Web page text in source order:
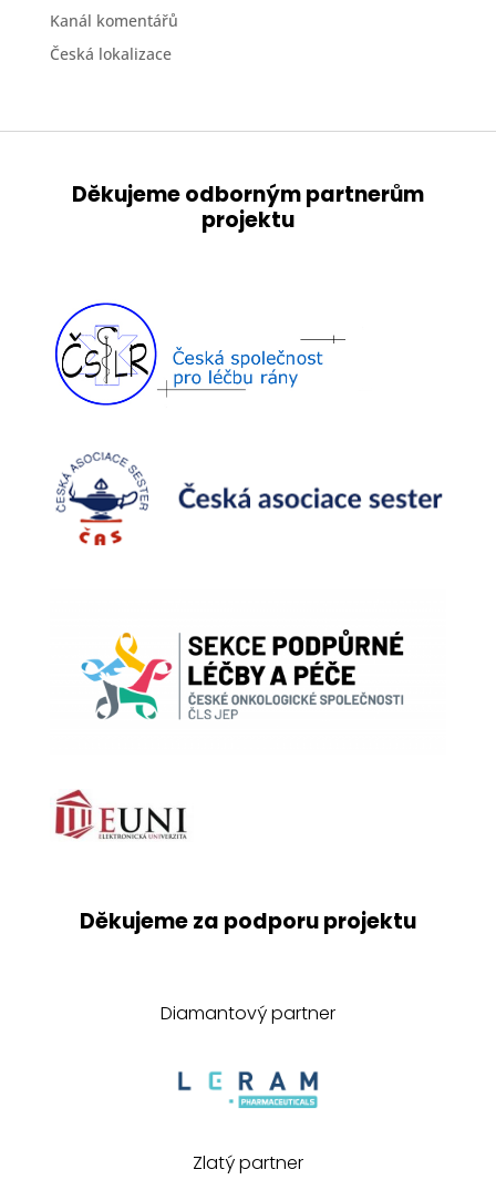
Kanál komentářů
Česká lokalizace
Děkujeme odborným partnerům
projektu
Děkujeme za podporu projektu
Diamantový partner
Zlatý partner